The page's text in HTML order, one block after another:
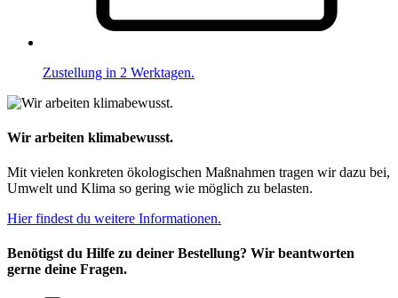
Zustellung in 2 Werktagen.
Wir arbeiten klimabewusst.
Mit vielen konkreten ökologischen Maßnahmen tragen wir dazu bei,
Umwelt und Klima so gering wie möglich zu belasten.
Hier findest du weitere Informationen.
Benötigst du Hilfe zu deiner Bestellung? Wir beantworten
gerne deine Fragen.